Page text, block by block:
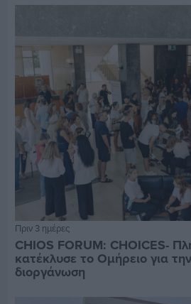
Πριν 3 ημέρες
CHIOS FORUM: CHOICES-
κατέκλυσε το Ομήρειο για
διοργάνωση